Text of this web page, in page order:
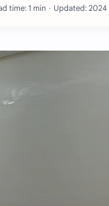
time: 1 min